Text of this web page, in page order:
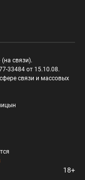
(на связи).
33484 от 15.10.08.
связи и массовых
18+